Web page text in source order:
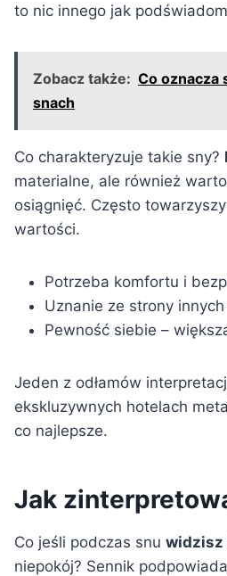
to nic innego jak
Zobacz także: Co
snach
Co charakteryzuje takie sny?
materialne, ale również
osiągnięć. Często
wartości.
Potrzeba komfortu i
Uznanie ze strony
Pewność siebie –
Jeden z odłamów
ekskluzywnych hotelach
co najlepsze.
Jak
Co jeśli podczas snu widzisz
niepokój? Sennik